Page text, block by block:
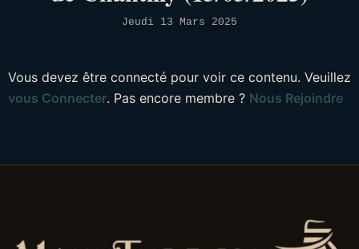
Jeudi 13 Mars 2025
Vous devez être connecté pour voir ce contenu. Veuillez
vous Connecter. Pas encore membre ? Nous Rejoindre